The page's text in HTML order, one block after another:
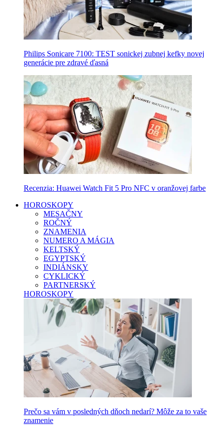
Philips Sonicare 7100: TEST sonickej zubnej kefky novej
generácie pre zdravé ďasná
Recenzia: Huawei Watch Fit 5 Pro NFC v oranžovej farbe
HOROSKOPY
MESAČNY
ROČNÝ
ZNAMENIA
NUMERO A MÁGIA
KELTSKÝ
EGYPTSKÝ
INDIÁNSKY
CYKLICKÝ
PARTNERSKÝ
HOROSKOPY
Prečo sa vám v posledných dňoch nedarí? Môže za to vaše
znamenie